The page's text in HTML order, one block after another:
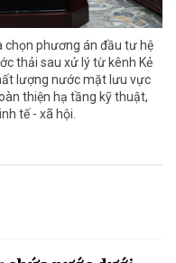
chọn phương án đầu tư hệ
thải sau xử lý từ kênh Kẻ
lượng nước mặt lưu vực
thiện hạ tầng kỹ thuật,
tế - xã hội.